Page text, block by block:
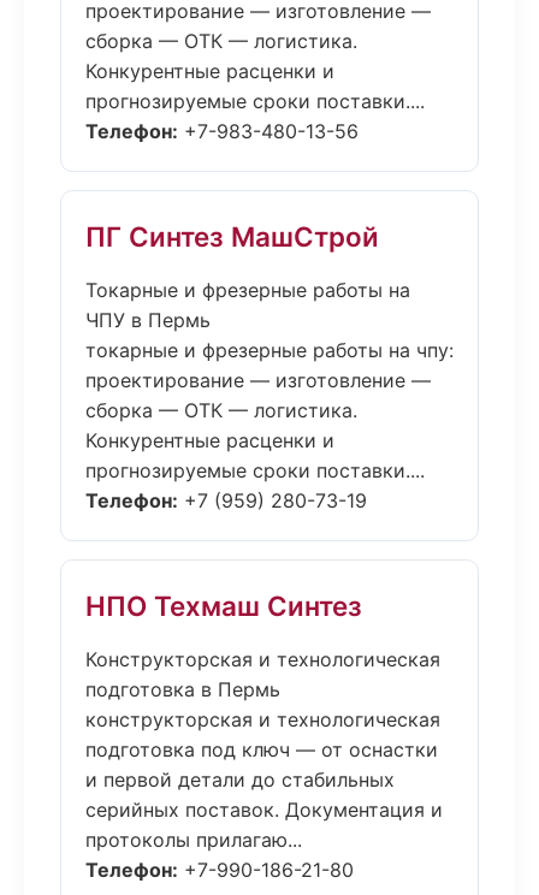
проектирование — изготовление —
сборка — ОТК — логистика.
Конкурентные расценки и
прогнозируемые сроки поставки....
Телефон: +7-983-480-13-56
ПГ Синтез МашСтрой
Токарные и фрезерные работы на
ЧПУ в Пермь
токарные и фрезерные работы на чпу:
проектирование — изготовление —
сборка — ОТК — логистика.
Конкурентные расценки и
прогнозируемые сроки поставки....
Телефон: +7 (959) 280-73-19
НПО Техмаш Синтез
Конструкторская и технологическая
подготовка в Пермь
конструкторская и технологическая
подготовка под ключ — от оснастки
и первой детали до стабильных
серийных поставок. Документация и
протоколы прилагаю...
Телефон: +7-990-186-21-80